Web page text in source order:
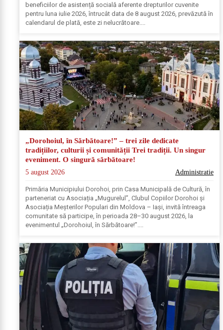
beneficiilor de asistență socială aferente drepturilor cuvenite
pentru luna iulie 2026, întrucât data de 8 august 2026, prevăzută în
calendarul de plată, este zi nelucrătoare....
„Dorohoiul, în Sărbătoare!” – trei zile dedicate
tradițiilor, culturii și comunității Trei tradiții. Un singur
eveniment. O singură sărbătoare!
5 august 2026 Administratie
Primăria Municipiului Dorohoi, prin Casa Municipală de Cultură, în
parteneriat cu Asociația „Mugurelul”, Clubul Copiilor Dorohoi și
Asociația Meșterilor Populari din Moldova – Iași, invită întreaga
comunitate să participe, în perioada 28–30 august 2026, la
evenimentul „Dorohoiul, în Sărbătoare!”....